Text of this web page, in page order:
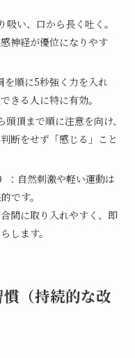
吸い、口から長く吐く。
神経が優位になりやす
を順に5秒強く力を入れ
きる人に特に有効。
頭頂まで順に注意を向け、
断をせず「感じる」こと
：自然刺激や軽い運動は
です。
間に取り入れやすく、即
します。
（持続的な改